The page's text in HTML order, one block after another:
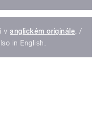
i vanglickém originále. /
in English.